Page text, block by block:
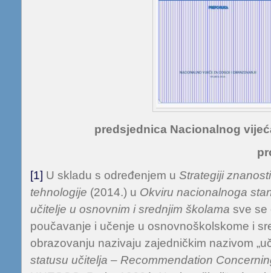
predsjednica Nacionalnog
[1] U skladu s određenjem u Strategiji
tehnologije (2014.) u Okviru nacionalnoga
učitelje u osnovnim i srednjim školama sve se
poučavanje i učenje u osnovnoškolskome i
obrazovanju nazivaju zajedničkim nazivom
statusu učitelja – Recommendation